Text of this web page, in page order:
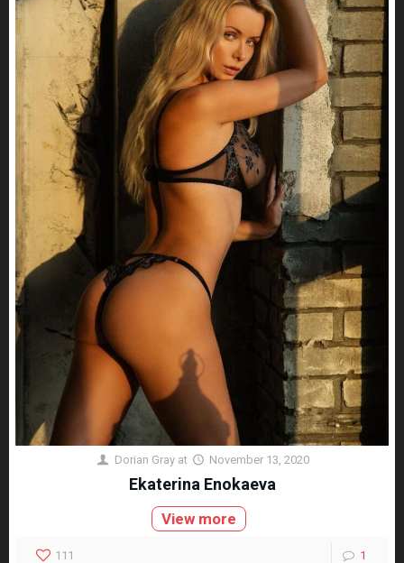
Dorian Gray at November 13, 2020
Ekaterina Enokaeva
View more
111 1